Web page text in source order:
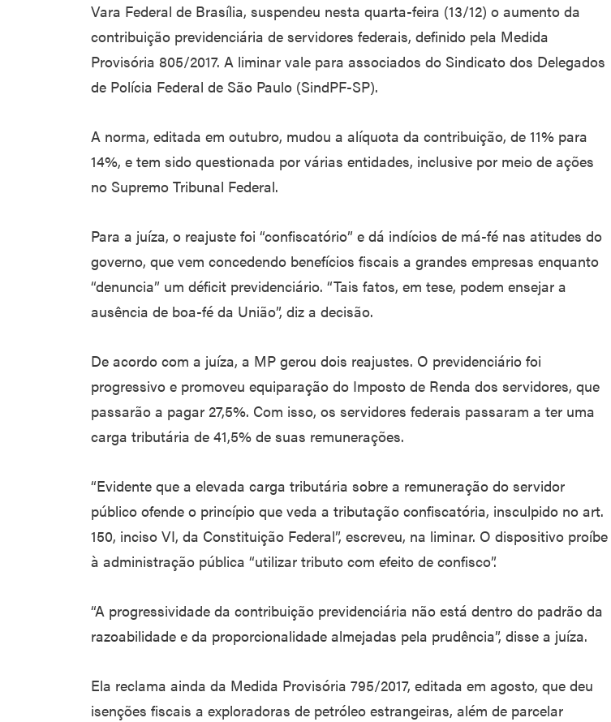
Vara Federal de Brasília, suspendeu nesta quarta-feira (13/12) o aumento da
contribuição previdenciária de servidores federais, definido pela Medida
Provisória 805/2017. A liminar vale para associados do Sindicato dos Delegados
de Polícia Federal de São Paulo (SindPF-SP).
A norma, editada em outubro, mudou a alíquota da contribuição, de 11% para
14%, e tem sido questionada por várias entidades, inclusive por meio de ações
no Supremo Tribunal Federal.
Para a juíza, o reajuste foi “confiscatório” e dá indícios de má-fé nas atitudes do
governo, que vem concedendo benefícios fiscais a grandes empresas enquanto
“denuncia” um déficit previdenciário. “Tais fatos, em tese, podem ensejar a
ausência de boa-fé da União”, diz a decisão.
De acordo com a juíza, a MP gerou dois reajustes. O previdenciário foi
progressivo e promoveu equiparação do Imposto de Renda dos servidores, que
passarão a pagar 27,5%. Com isso, os servidores federais passaram a ter uma
carga tributária de 41,5% de suas remunerações.
“Evidente que a elevada carga tributária sobre a remuneração do servidor
público ofende o princípio que veda a tributação confiscatória, insculpido no art.
150, inciso VI, da Constituição Federal”, escreveu, na liminar. O dispositivo proíbe
à administração pública “utilizar tributo com efeito de confisco”.
“A progressividade da contribuição previdenciária não está dentro do padrão da
razoabilidade e da proporcionalidade almejadas pela prudência”, disse a juíza.
Ela reclama ainda da Medida Provisória 795/2017, editada em agosto, que deu
isenções fiscais a exploradoras de petróleo estrangeiras, além de parcelar